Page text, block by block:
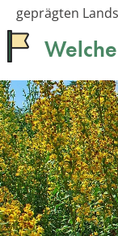
geprägten